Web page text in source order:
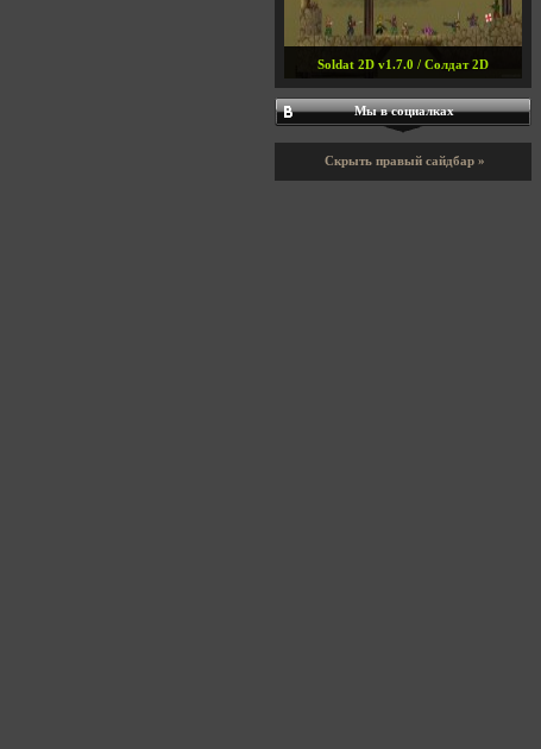
Soldat 2D v1.7.0 / Солдат 2D
Мы в социалках
Скрыть правый сайдбар »